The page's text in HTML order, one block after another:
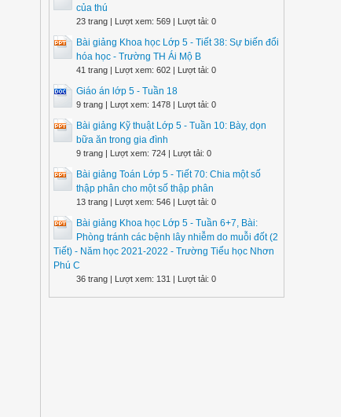
của thú
23 trang | Lượt xem: 569 | Lượt tải: 0
Bài giảng Khoa học Lớp 5 - Tiết 38: Sự biến đổi
hóa học - Trường TH Ái Mộ B
41 trang | Lượt xem: 602 | Lượt tải: 0
Giáo án lớp 5 - Tuần 18
9 trang | Lượt xem: 1478 | Lượt tải: 0
Bài giảng Kỹ thuật Lớp 5 - Tuần 10: Bày, dọn
bữa ăn trong gia đình
9 trang | Lượt xem: 724 | Lượt tải: 0
Bài giảng Toán Lớp 5 - Tiết 70: Chia một số
thập phân cho một số thập phân
13 trang | Lượt xem: 546 | Lượt tải: 0
Bài giảng Khoa học Lớp 5 - Tuần 6+7, Bài:
Phòng tránh các bệnh lây nhiễm do muỗi đốt (2
Tiết) - Năm học 2021-2022 - Trường Tiểu học Nhơn
Phú C
36 trang | Lượt xem: 131 | Lượt tải: 0